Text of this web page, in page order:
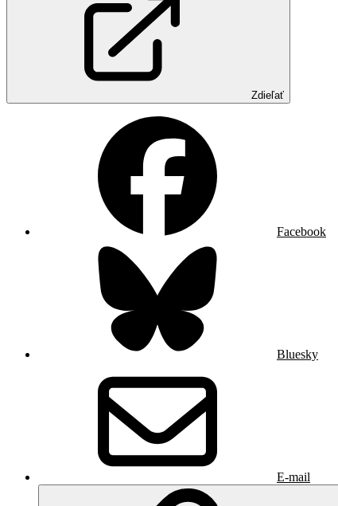
Zdieľať
Facebook
Bluesky
E-mail